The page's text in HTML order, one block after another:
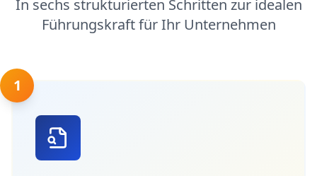
In sechs strukturierten Schritten zur idealen
Führungskraft für Ihr Unternehmen
1